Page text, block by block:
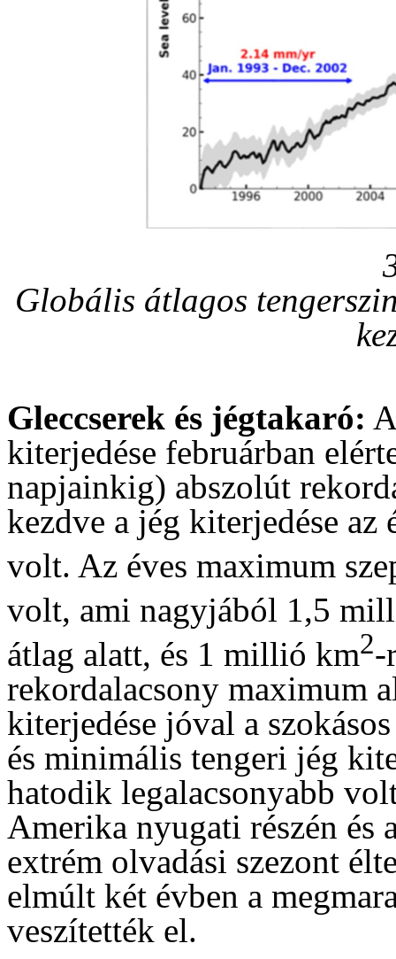
Globális átlagos
Gleccserek és jégtakaró:
kiterjedése februárban
napjainkig) abszolút
kezdve a jég kiterjedése az
volt. Az éves maximum
volt, ami nagyjából 1,5
átlag alatt, és 1 millió km2-
rekordalacsony maximum
kiterjedése jóval a
és minimális tengeri jég
hatodik legalacsonyabb
Amerika nyugati részén és
extrém olvadási szezont
elmúlt két évben a
veszítették el.